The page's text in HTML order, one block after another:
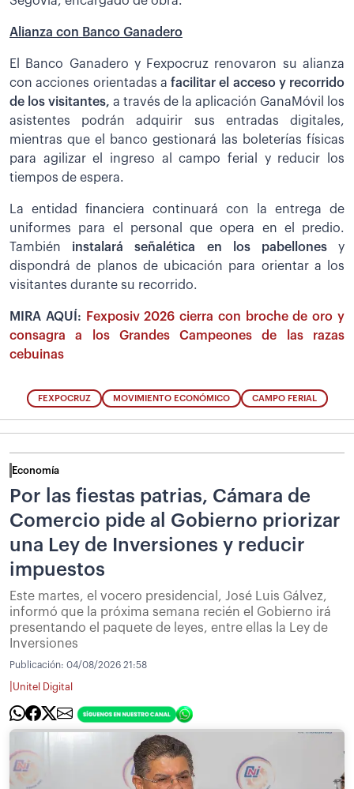
Alianza con Banco Ganadero
El Banco Ganadero y Fexpocruz renovaron su alianza
con acciones orientadas a facilitar el acceso y recorrido
de los visitantes, a través de la aplicación GanaMóvil los
asistentes podrán adquirir sus entradas digitales,
mientras que el banco gestionará las boleterías físicas
para agilizar el ingreso al campo ferial y reducir los
tiempos de espera.
La entidad financiera continuará con la entrega de
uniformes para el personal que opera en el predio.
También instalará señalética en los pabellonesy
dispondrá de planos de ubicación para orientar a los
visitantes durante su recorrido.
MIRA AQUÍ:
Fexposiv 2026 cierra con broche de oro y
consagra a los Grandes Campeones de las razas
cebuinas
FEXPOCRUZ MOVIMIENTO ECONÓMICO CAMPO FERIAL
Economía
Por las fiestas patrias, Cámara de
Comercio pide al Gobierno priorizar
una Ley de Inversiones y reducir
impuestos
Este martes, el vocero presidencial, José Luis Gálvez,
informó que la próxima semana recién el Gobierno irá
presentando el paquete de leyes, entre ellas la Ley de
Inversiones
Publicación: 04/08/2026 21:58
Unitel Digital